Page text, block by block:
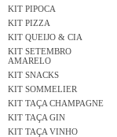
KIT PIPOCA
KIT PIZZA
KIT QUEIJO & CIA
KIT SETEMBRO
AMARELO
KIT SNACKS
KIT SOMMELIER
KIT TAÇA CHAMPAGNE
KIT TAÇA GIN
KIT TAÇA VINHO